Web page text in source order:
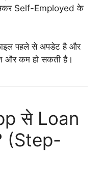
Self-Employed के
पहले से अपडेट है और
और कम हो सकती है।
से Loan
(Step-